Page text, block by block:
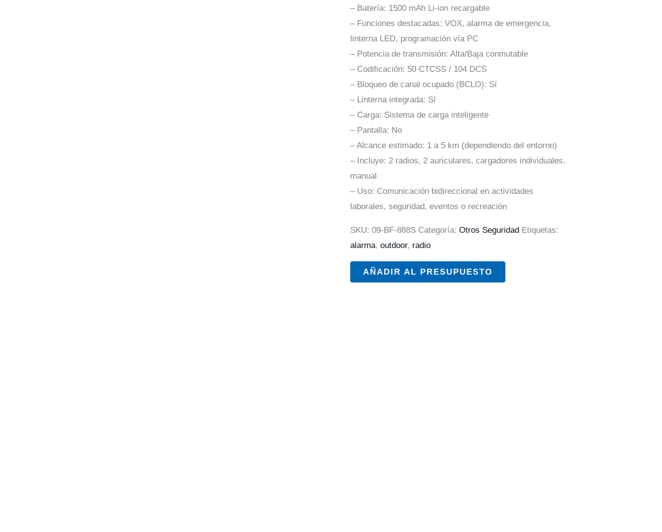
– Batería: 1500 mAh Li-ion recargable
– Funciones destacadas: VOX, alarma de emergencia,
linterna LED, programación vía PC
– Potencia de transmisión: Alta/Baja conmutable
– Codificación: 50 CTCSS / 104 DCS
– Bloqueo de canal ocupado (BCLO): Sí
– Linterna integrada: Sí
– Carga: Sistema de carga inteligente
– Pantalla: No
– Alcance estimado: 1 a 5 km (dependiendo del entorno)
– Incluye: 2 radios, 2 auriculares, cargadores individuales,
manual
– Uso: Comunicación bidireccional en actividades
laborales, seguridad, eventos o recreación
SKU: 09-BF-888S Categoría: Otros Seguridad Etiquetas:
alarma, outdoor, radio
AÑADIR AL PRESUPUESTO